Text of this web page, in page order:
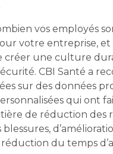
vos employés
votre entreprise, et
créer une culture
CBI Santé a
sur des données
qui ont
de réduction des
du temps